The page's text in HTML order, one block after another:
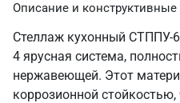
Описание и
Стеллаж кухонный СТППУ-
4 ярусная система,
нержавеющей. Этот
коррозионной